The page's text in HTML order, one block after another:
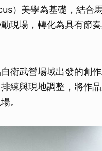
）美學為基礎，結合
現場，轉化為具有節
衛武營場域出發的創
練與現地調整，將作
。